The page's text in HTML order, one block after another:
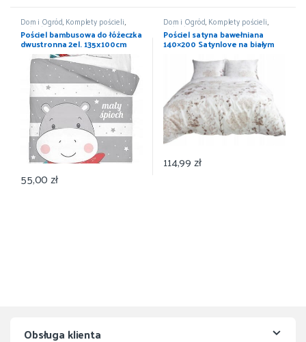
Dom i Ogród, Komplety pościeli,
Pościel i koce ,Wyposażenie
Pościel bambusowa do łóżeczka
dwustronna 2el. 135x100cm
MAYA MOO 3530B
55,00zł
Dom i Ogród, Komplety pościeli,
Pościel i koce ,Wyposażenie
Pościel satyna bawełniana
140×200 Satynlove na białym
tle liście 1534/1
114,99zł
Obsługa klienta